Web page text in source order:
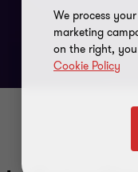
We process
marketing
on the right,
Cookie Policy